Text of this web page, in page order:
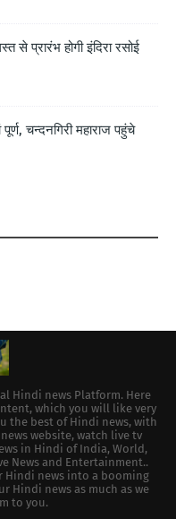
प्रारंभ होगी इंदिरा रसोई
पूर्ण, चन्दनगिरी महाराज पहुंचे
Hindi news Platform. Here
which you will like very
the best of Hindi news, with
website, watch live tv
in Hindi of India, World,
News and Entertainment..
Hindi news into a booming
Hindi news as much as we
to you.